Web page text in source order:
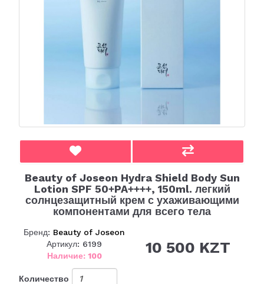
Beauty of Joseon Hydra Shield Body Sun
Lotion SPF 50+PA++++, 150ml. легкий
солнцезащитный крем с ухаживающими
компонентами для всего тела
Бренд: Beauty of Joseon
Артикул: 6199
Наличие: 100
10 500 KZT
Количество